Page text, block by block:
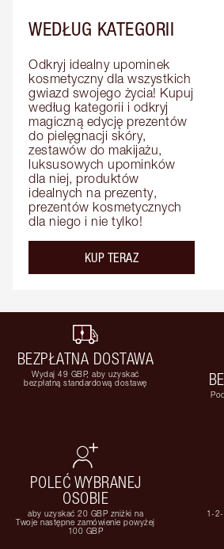
WEDŁUG KATEGORII
Odkryj idealny upominek
kosmetyczny dla wszystkich
gwiazd swojego życia! Kupuj
według kategorii i odkryj
magiczną edycję prezentów
do pielęgnacji skóry,
zestawów do makijażu,
luksusowych upominków
dla niej, produktów
idealnych na prezenty,
prezentów kosmetycznych
dla niego i nie tylko!
KUP TERAZ
BEZPŁATNA DOSTAWA
Wydaj 49 GBP, aby uzyskać
bezpłatną standardową dostawę
POLEĆ WYBRANEJ
OSOBIE
aby uzyskać 20 GBP zniżki na
Twoje następne zamówienie powyżej
100 GBP
1-